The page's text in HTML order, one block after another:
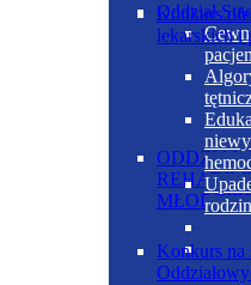
ODDZIAŁ
Oddział
Konkurs
lekarskich i
Konkurs na